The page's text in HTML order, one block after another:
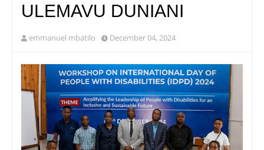
ULEMAVU DUNIANI
emmanuel mbatilo December 04, 2024